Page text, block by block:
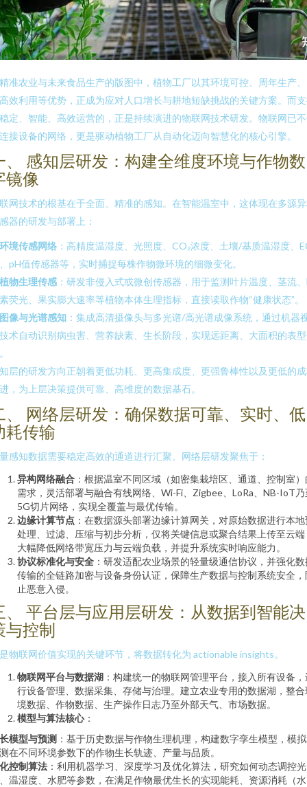
准农业与未来食品生产的版图中，植物工厂以其环境可控、周年生产
效利用等优势，正成为应对人口增长与耕地短缺挑战的关键方案。而
定、智能、高效运营的，正是持续演进的物联网技术研发。物联网已
接设备的网络，更是驱动植物工厂从自动化迈向智慧化的核心引擎。
、 感知层研发：构建全维度环境与作物数
镜像
网技术的根基在于全面、精准的感知。在智能温室中，这体现在多源
器的研发与部署上：
环境传感网络 ：高精度温湿度、光照度、CO₂浓度、土壤/基质温湿度、
pH值传感器等，实时捕捉每株作物微环境的细微变化。
植物生理传感 ：研发非侵入式或微创传感器，用于监测叶片温度、茎流
荧光、果实膨大速率等植物本体生理指标，直接读取作物“健康状态”。
图像与光谱感知 ：集成高清摄像头与多光谱/高光谱成像系统，通过机器
术自动识别病虫害、营养缺素、生长阶段，实现远距离、大面积的表
层的研发方向正朝着更低功耗、更高集成度、更强鲁棒性以及更低的
，为上层决策提供可靠、高维度的数据基石。
、 网络层研发：确保数据可靠、实时、低
耗传输
感知数据需要稳定高效的通道进行汇聚。网络层研发聚焦于：
异构网络融合 ：根据温室不同区域（如密集栽培区、通道、控制室）
需求，灵活部署与融合有线网络、Wi-Fi、Zigbee、LoRa、NB-IoT乃
5G切片网络，实现全覆盖与最优传输。
边缘计算节点 ：在数据源头部署边缘计算网关，对原始数据进行本地
处理、过滤、压缩与初步分析，仅将关键信息或聚合结果上传至云端
大幅降低网络带宽压力与云端负载，并提升系统实时响应能力。
协议标准化与安全 ：研发适配农业场景的轻量级通信协议，并强化
传输的全链路加密与设备身份认证，保障生产数据与控制系统安全，
止恶意入侵。
、 平台层与应用层研发：从数据到智能决
与控制
物联网价值实现的关键环节，将数据转化为 actionable insights。
物联网平台与数据湖 ：构建统一的物联网管理平台，接入所有设备
行设备管理、数据采集、存储与治理。建立农业专用的数据湖，整合
境数据、作物数据、生产操作日志乃至外部天气、市场数据。
模型与算法核心：
模型与预测 ：基于历史数据与作物生理机理，构建数字孪生模型，模
在不同环境参数下的作物生长轨迹、产量与品质。
控制算法 ：利用机器学习、深度学习及优化算法，研究如何动态调控光
温湿度、水肥等参数，在满足作物最优生长的实现能耗、资源消耗（